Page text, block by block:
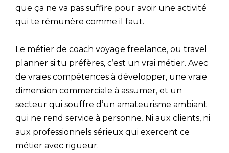
que ça ne va pas suffire pour avoir une activité
qui te rémunère comme il faut.
Le métier de coach voyage freelance, ou travel
planner si tu préfères, c’est un vrai métier. Avec
de vraies compétences à développer, une vraie
dimension commerciale à assumer, et un
secteur qui souffre d’un amateurisme ambiant
qui ne rend service à personne. Ni aux clients, ni
aux professionnels sérieux qui exercent ce
métier avec rigueur.